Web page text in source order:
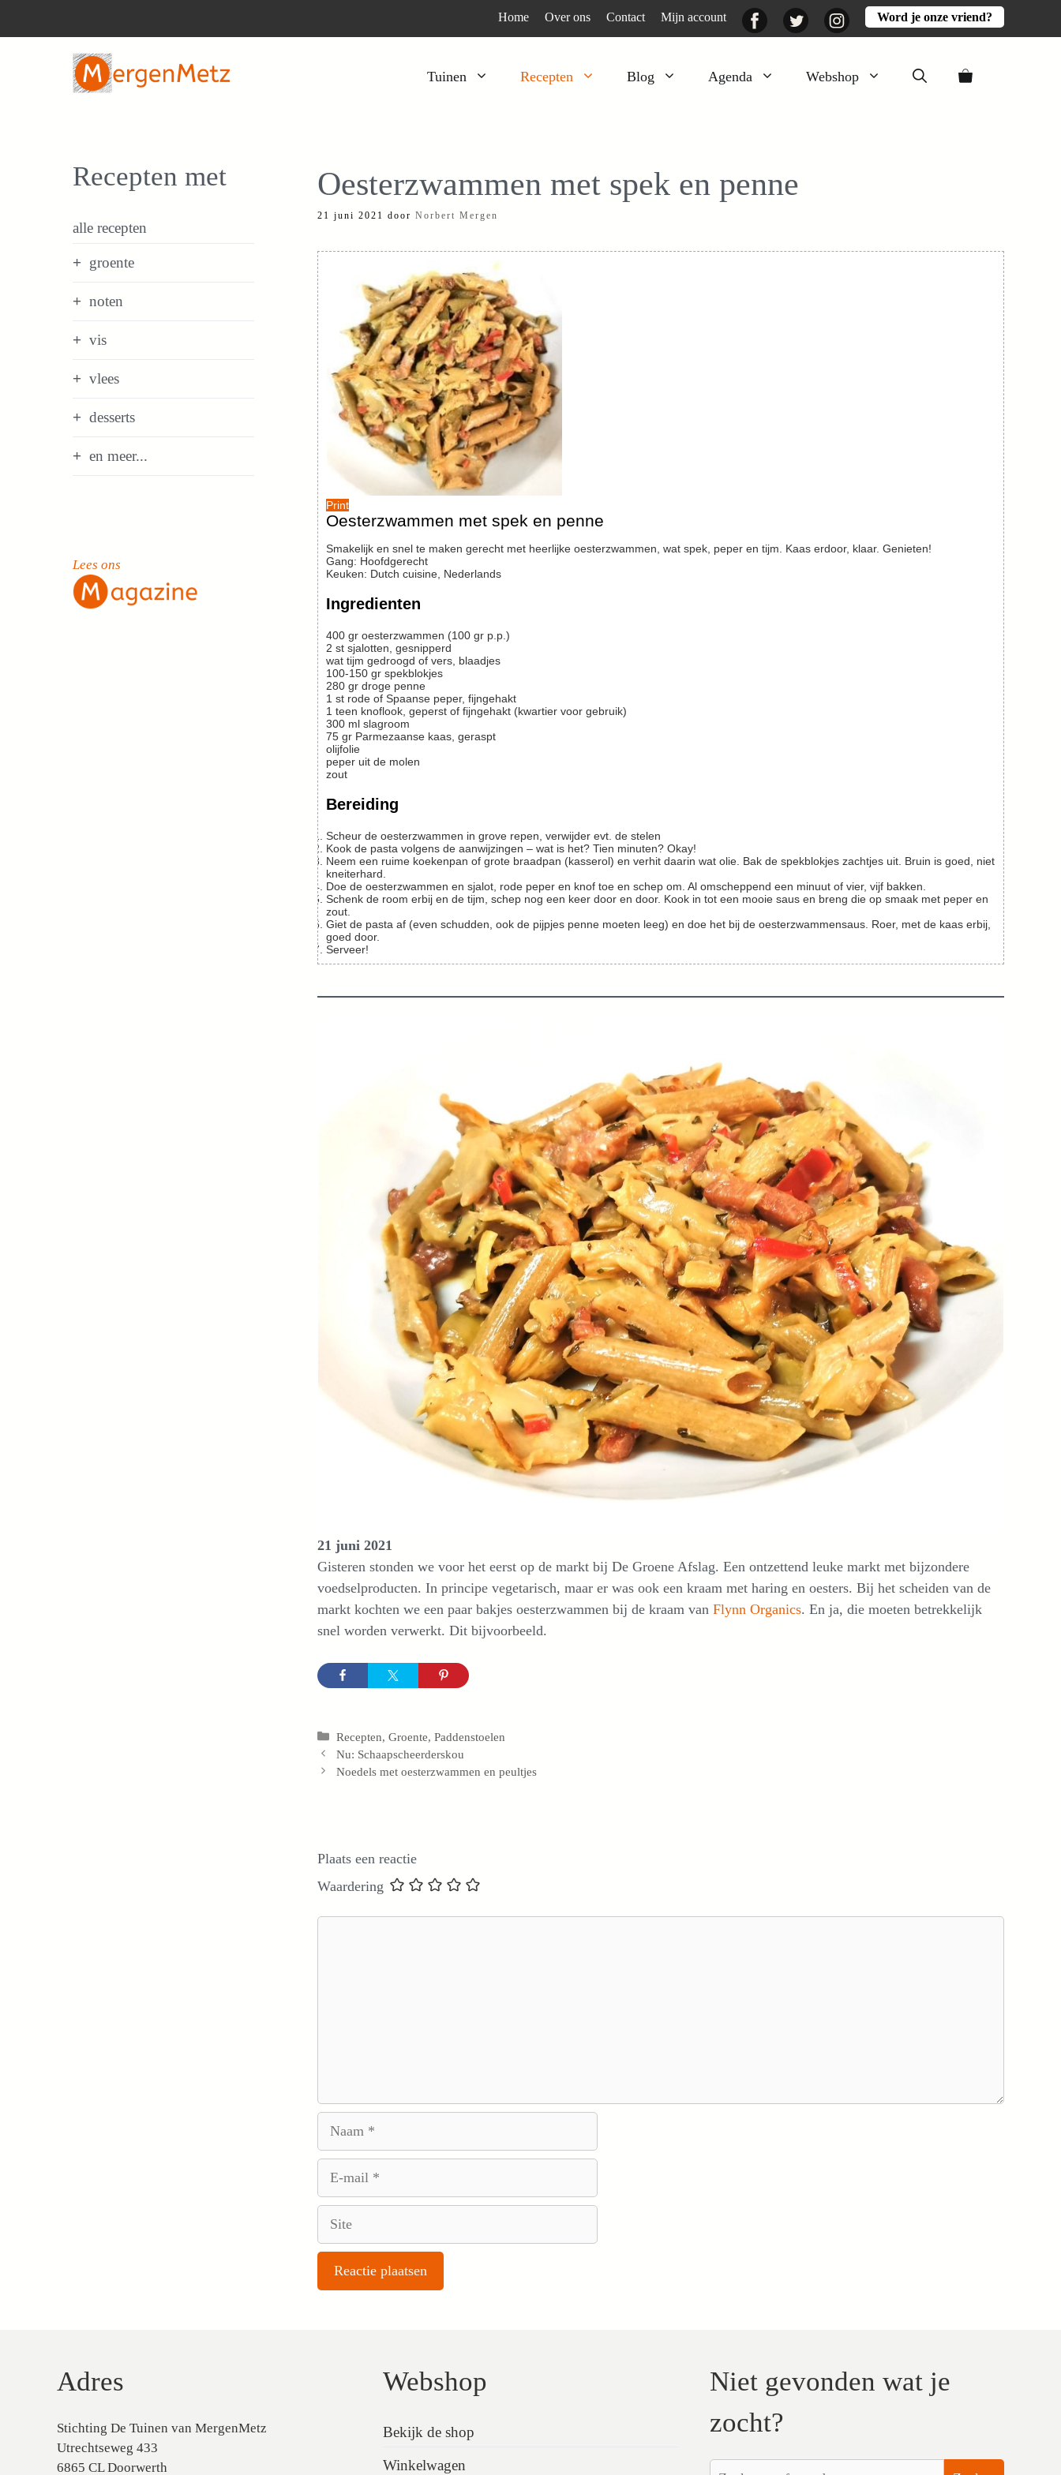
Home Over ons Contact Mijn account FacebookTwitter InstagramWord je onze vriend?
Tuinen Recepten Blog Agenda Webshop
Kruiden
Moestuin
Verfplanten
Voedselbos
Peulgroenten
Vruchtgewassen Mooi
Oesterzwammen met spek en penne
21 juni 2021 door Norbert Mergen
Print
Oesterzwammen met spek en penne
Smakelijk en snel te maken gerecht met heerlijke oesterzwammen, wat spek, peper en tijm. Kaas erdoor, klaar. Genieten!
Gang: Hoofdgerecht
Keuken: Dutch cuisine, Nederlands
Ingredienten
400 gr oesterzwammen (100 gr p.p.)
2 st sjalotten, gesnipperd
wat tijm gedroogd of vers, blaadjes
100-150 gr spekblokjes
280 gr droge penne
1 st rode of Spaanse peper, fijngehakt
1 teen knoflook, geperst of fijngehakt (kwartier voor gebruik)
300 ml slagroom
75 gr Parmezaanse kaas, geraspt
olijfolie
peper uit de molen
zout
Bereiding
Scheur de oesterzwammen in grove repen, verwijder evt. de stelen
Kook de pasta volgens de aanwijzingen – wat is het? Tien minuten? Okay!
Neem een ruime koekenpan of grote braadpan (kasserol) en verhit daarin wat olie. Bak de spekblokjes zachtjes uit. Bruin is goed, niet
kneiterhard.
Doe de oesterzwammen en sjalot, rode peper en knof toe en schep om. Al omscheppend een minuut of vier, vijf bakken.
Schenk de room erbij en de tijm, schep nog een keer door en door. Kook in tot een mooie saus en breng die op smaak met peper en
zout.
Giet de pasta af (even schudden, ook de pijpjes penne moeten leeg) en doe het bij de oesterzwammensaus. Roer, met de kaas erbij,
goed door.
Serveer!
21 juni 2021
Gisteren stonden we voor het eerst op de markt bij De Groene Afslag. Een ontzettend leuke markt met bijzondere
voedselproducten. In principe vegetarisch, maar er was ook een kraam met haring en oesters. Bij het scheiden van de
markt kochten we een paar bakjes oesterzwammen bij de kraam van Flynn Organics. En ja, die moeten betrekkelijk
snel worden verwerkt. Dit bijvoorbeeld.
Categorieën
Recepten,Groente,Paddenstoelen
Nu: Schaapscheerderskou
Noedels met oesterzwammen en peultjes
Plaats een reactie
Waardering
Recepten met
alle recepten
groente
noten
vis
vlees
desserts
en meer...
Lees ons
Adres
Stichting De Tuinen van MergenMetz
Utrechtseweg 433
6865 CL Doorwerth
Webshop
Bekijk de shop
Winkelwagen
Niet gevonden wat je
zocht?